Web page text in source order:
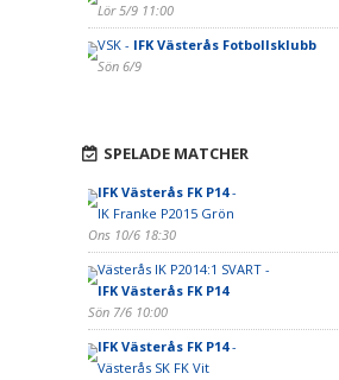
Lör 5/9 11:00
VSK - IFK Västerås Fotbollsklubb
Sön 6/9
SPELADE MATCHER
IFK Västerås FK P14-
IK Franke P2015 Grön
Ons 10/6 18:30
Västerås IK P2014:1 SVART -
IFK Västerås FK P14
Sön 7/6 10:00
IFK Västerås FK P14-
Västerås SK FK Vit